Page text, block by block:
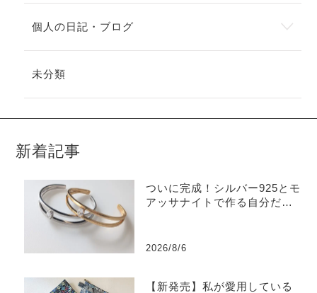
個人の日記・ブログ
未分類
新着記事
ついに完成！シルバー925とモ
アッサナイトで作る自分だけ
2026/8/6
【新発売】私が愛用している